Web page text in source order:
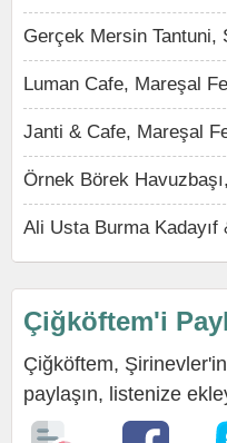
Gerçek Mersin Tantuni,
Luman Cafe, Mareşal
Janti & Cafe, Mareşal
Örnek Börek
Ali Usta Burma
Çiğköftem'i
Çiğköftem,
paylaşın, listenize